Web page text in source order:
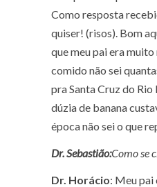
Como resposta
quiser! (risos). Bom
que meu pai era
comido não sei
pra Santa Cruz do Rio
dúzia de banana
época não sei o que
Dr. Sebastião:Como se
Dr. Horácio: Meu pai